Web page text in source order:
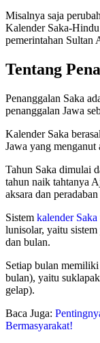
Misalnya saja
Kalender Saka-
pemerintahan Sultan
Tentang
Penanggalan Saka
penanggalan Jawa
Kalender Saka
Jawa yang
Tahun Saka dimulai
tahun naik tahtanya
aksara dan
Sistem kalender Saka
lunisolar, yaitu
dan bulan.
Setiap bulan
bulan), yaitu
gelap).
Baca Juga:
Bermasyarakat!